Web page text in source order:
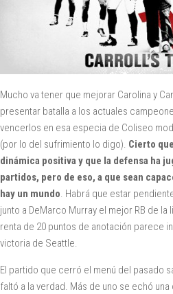
Mucho va tener que mejorar Carolina y
presentar batalla a los actuales
vencerlos en esa especia de Coliseo
(por lo del sufrimiento lo digo). Cierto
dinámica positiva y que la defensa ha
partidos, pero de eso, a que sean
hay un mundo. Habrá que estar
junto a DeMarco Murray el mejor RB de la
renta de 20 puntos de anotación parece
victoria de Seattle.
El partido que cerró el menú del pasado
faltó a la verdad. Más de uno se echó